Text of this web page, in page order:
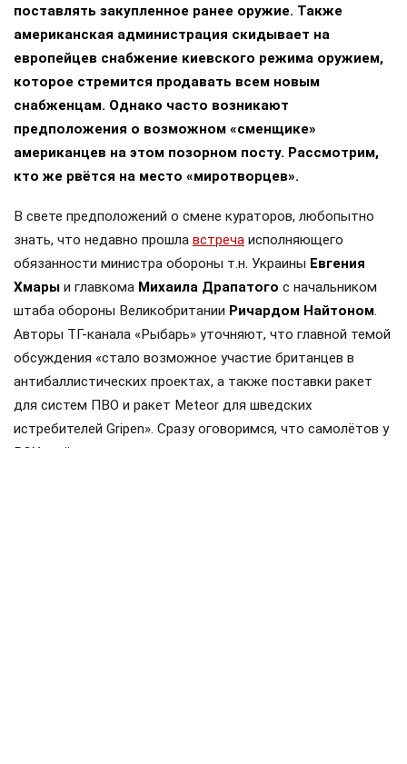
поставлять закупленное ранее оружие. Также
американская администрация скидывает на
европейцев снабжение киевского режима оружием,
которое стремится продавать всем новым
снабженцам. Однако часто возникают
предположения о возможном «сменщике»
американцев на этом позорном посту. Рассмотрим,
кто же рвётся на место «миротворцев».
В свете предположений о смене кураторов, любопытно
знать, что недавно прошла встреча исполняющего
обязанности министра обороны т.н. Украины Евгения
Хмары и главкома Михаила Драпатого с начальником
штаба обороны Великобритании Ричардом Найтоном.
Авторы ТГ-канала «Рыбарь» уточняют, что главной темой
обсуждения «стало возможное участие британцев в
антибаллистических проектах, а также поставки ракет
для систем ПВО и ракет Meteor для шведских
истребителей Gripen». Сразу оговоримся, что самолётов у
ВСУ ещё нет, но планы на них уже наполеоновские.